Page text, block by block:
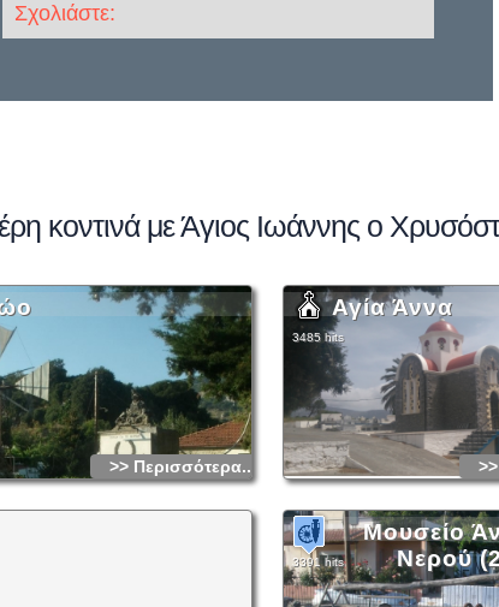
Σχολιάστε:
κοντινά με Άγιος Ιωάννης ο
>> Περισσότερα...
Αγία Άννα
3485 hits
Μουσείο
Νερού
3391 hits